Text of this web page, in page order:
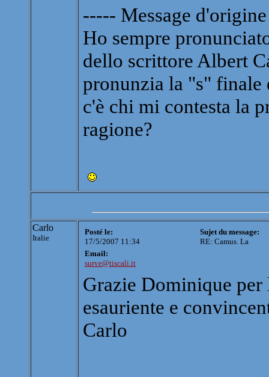
----- Message
Ho sempre
dello scrittore Albert
pronunzia la "s"
c'è chi mi contesta la
ragione?
Carlo
Italie
Posté le:
17/5/2007 11:34
Sujet du message:
RE: Camus. La
Email:
surve@tiscali.it
Grazie Dominique per
esauriente e
Carlo